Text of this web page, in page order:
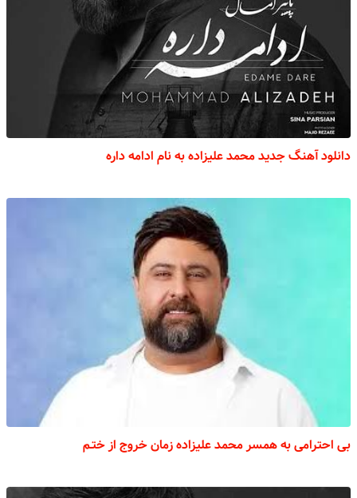
دانلود آهنگ جدید محمد علیزاده به نام ادامه داره
بی احترامی به همسر محمد علیزاده زمان خروج از ختـم